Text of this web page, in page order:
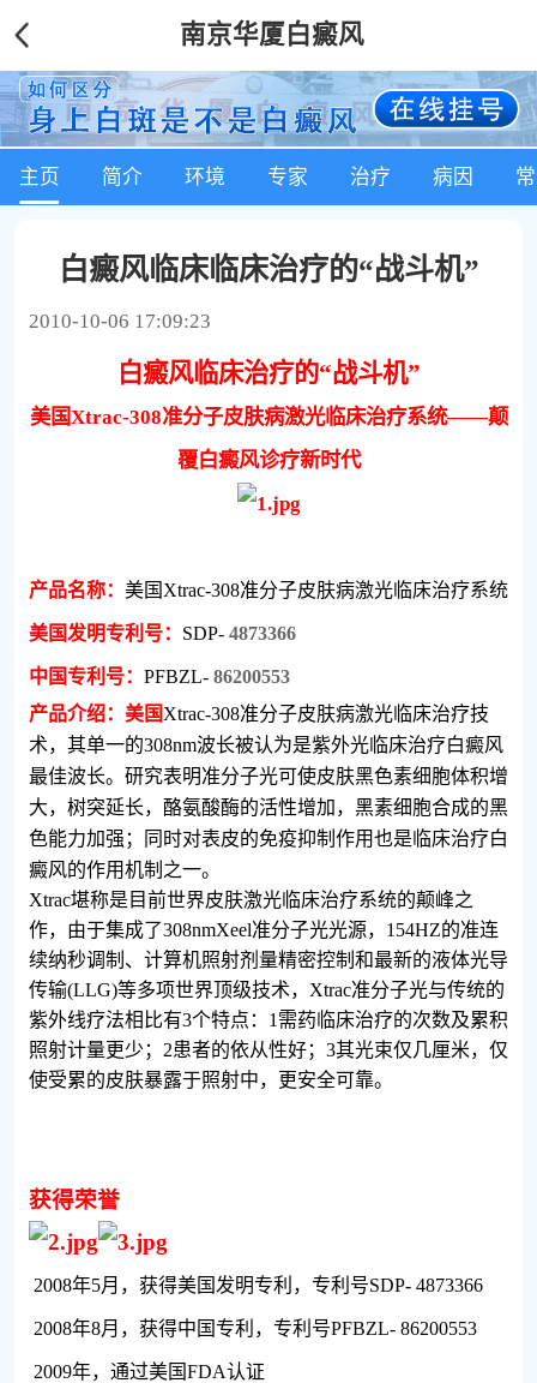
南京华厦白癜风
主页 简介 环境 专家 治疗 病因
白癜风临床临床治疗的“战斗机”
2010-10-06 17:09:23
白癜风临床治疗的“战斗机”
美国Xtrac-308准分子皮肤病激光临床治疗系统——颠
覆白癜风诊疗新时代
产品名称： 美国 Xtrac-308准分子皮肤病激光临床治疗系统
美国发明专利号： SDP- 4873366
中国专利号： PFBZL- 86200553
产品介绍：美国 Xtrac-308准分子皮肤病激光临床治疗技
术，其单一的308nm波长被认为是紫外光临床治疗白癜风
最佳波长。研究表明准分子光可使皮肤黑色素细胞体积增
大，树突延长，酪氨酸酶的活性增加，黑素细胞合成的黑
色能力加强；同时对表皮的免疫抑制作用也是临床治疗白
癜风的作用机制之一。
Xtrac堪称是目前世界皮肤激光临床治疗系统的颠峰之
作，由于集成了308nmXeel准分子光光源， 154HZ的准连
续纳秒调制、计算机照射剂量精密控制和最新的液体光导
传输(LLG)等多项世界顶级技术， Xtrac准分子光与传统的
紫外线疗法相比有3个特点： 1 需药临床治疗的次数及累积
照射计量更少； 2患者的依从性好； 3其光束仅几厘米，仅
使受累的皮肤暴露于照射中，更安全可靠。
获得荣誉
2008年5月，获得美国发明专利，专利号SDP- 4873366
2008年8月，获得中国专利，专利号PFBZL- 86200553
2009年，通过美国FDA认证